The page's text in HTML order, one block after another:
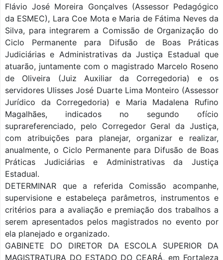
Flávio José Moreira Gonçalves (Assessor Pedagógico
da ESMEC), Lara Coe Mota e Maria de Fátima Neves da
Silva, para integrarem a Comissão de Organização do
Ciclo Permanente para Difusão de Boas Práticas
Judiciárias e Administrativas da Justiça Estadual que
atuarão, juntamente com o magistrado Marcelo Roseno
de Oliveira (Juiz Auxiliar da Corregedoria) e os
servidores Ulisses José Duarte Lima Monteiro (Assessor
Jurídico da Corregedoria) e Maria Madalena Rufino
Magalhães, indicados no segundo ofício
suprareferenciado, pelo Corregedor Geral da Justiça,
com atribuições para planejar, organizar e realizar,
anualmente, o Ciclo Permanente para Difusão de Boas
Práticas Judiciárias e Administrativas da Justiça
Estadual.
DETERMINAR que a referida Comissão acompanhe,
supervisione e estabeleça parâmetros, instrumentos e
critérios para a avaliação e premiação dos trabalhos a
serem apresentados pelos magistrados no evento por
ela planejado e organizado.
GABINETE DO DIRETOR DA ESCOLA SUPERIOR DA
MAGISTRATURA DO ESTADO DO CEARÁ, em Fortaleza